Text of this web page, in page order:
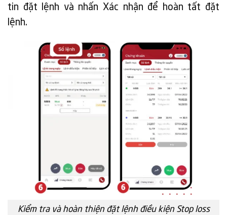
tin đặt lệnh và nhấn Xác nhận để hoàn tất đặt
lệnh.
Kiểm tra và hoàn thiện đặt lệnh điều kiện Stop loss